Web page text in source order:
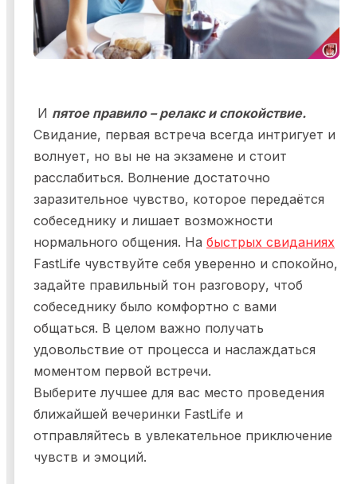
И пятое правило – релакс и спокойствие.
Свидание, первая встреча всегда интригует и
волнует, но вы не на экзамене и стоит
расслабиться. Волнение достаточно
заразительное чувство, которое передаётся
собеседнику и лишает возможности
нормального общения. На быстрых свиданиях
FastLife чувствуйте себя уверенно и спокойно,
задайте правильный тон разговору, чтоб
собеседнику было комфортно с вами
общаться. В целом важно получать
удовольствие от процесса и наслаждаться
моментом первой встречи.
Выберите лучшее для вас место проведения
ближайшей вечеринки FastLife и
отправляйтесь в увлекательное приключение
чувств и эмоций.